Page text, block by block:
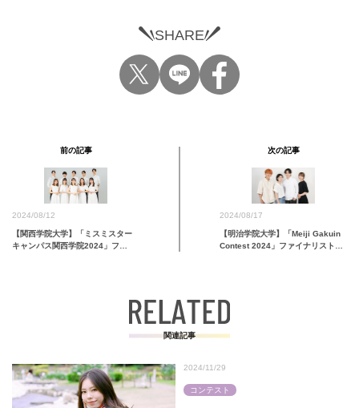
SHARE
前の記事
2024/08/12
【関西学院大学】「ミスミスター
キャンパス関西学院2024」フ…
次の記事
2024/08/17
【明治学院大学】「Meiji Gakuin
Contest 2024」ファイナリストが
関連記事
2024/11/29
コンテスト